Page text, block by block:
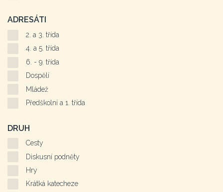
ADRESÁTI
2. a 3. třída
4. a 5. třída
6. - 9. třída
Dospělí
Mládež
Předškolní a 1. třída
DRUH
Cesty
Diskusní podněty
Hry
Krátká katecheze